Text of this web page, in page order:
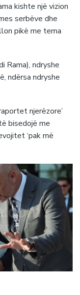
kishte një vizion
serbëve dhe
pikë me tema
Rama), ndryshe
ndërsa ndryshe
njerëzore’
bisedojë me
‘pak më